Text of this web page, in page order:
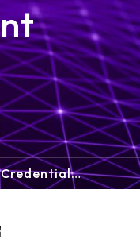
Credentials
& Secrets Ma